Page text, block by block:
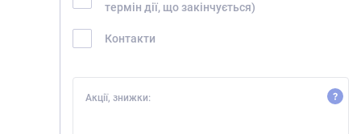
термін дії, що закінчується)
Контакти
Акції, знижки: